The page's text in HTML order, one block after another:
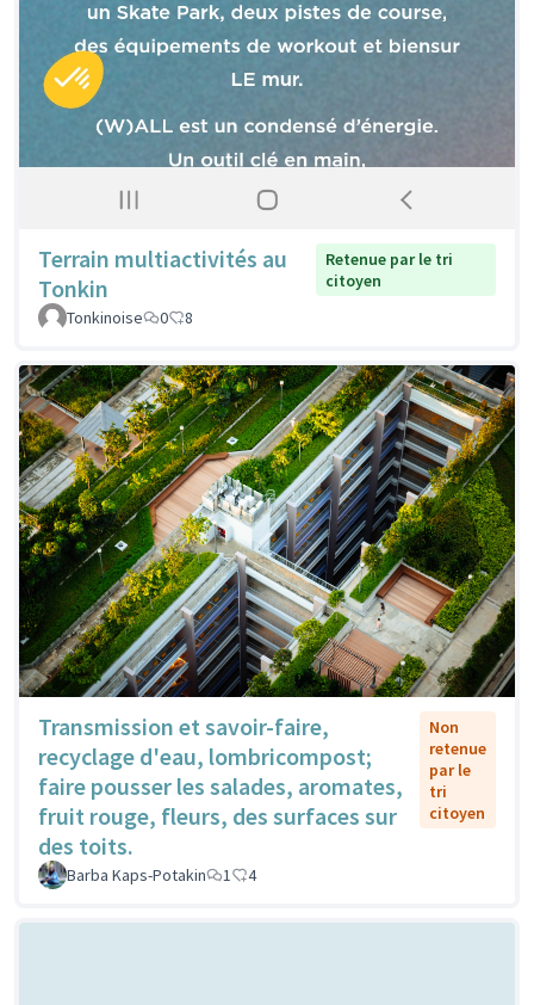
Terrain multiactivités au
Tonkin
Retenue par le tri
citoyen
Tonkinoise
0 8
Transmission et savoir-faire,
recyclage d'eau, lombricompost;
faire pousser les salades, aromates,
fruit rouge, fleurs, des surfaces sur
des toits.
Non
retenue
par le
tri
citoyen
Barba Kaps-Potakin 1 4